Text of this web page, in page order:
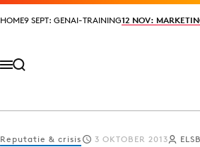
HOME9 SEPT: GENAI-TRAINING12 NOV:
HOME9 SEPT: GENAI-TRAINING12 NOV:
Reputatie & crisis 3 OKTOBER 2013